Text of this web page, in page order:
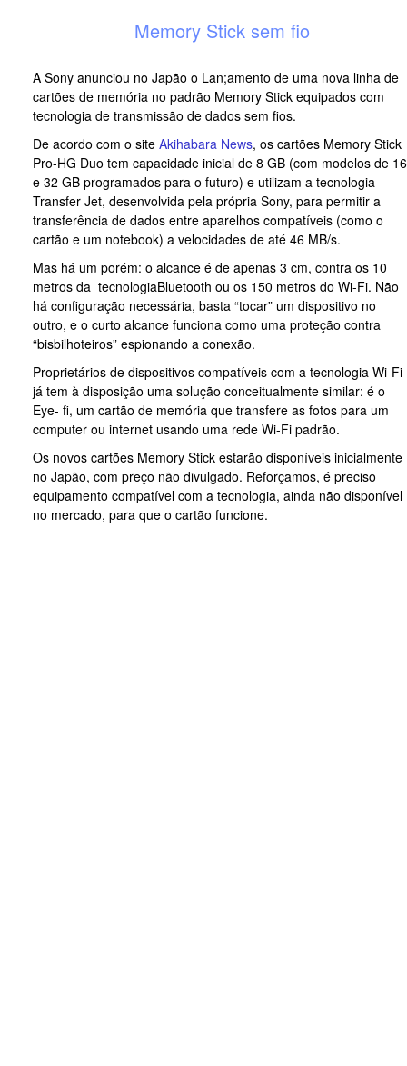
Memory Stick sem fio
A Sony anunciou no Japão o Lan;amento de uma nova linha de
cartões de memória no padrão Memory Stick equipados com
tecnologia de transmissão de dados sem fios.
De acordo com o site Akihabara News, os cartões Memory Stick
Pro-HG Duo tem capacidade inicial de 8 GB (com modelos de 16
e 32 GB programados para o futuro) e utilizam a tecnologia
Transfer Jet, desenvolvida pela própria Sony, para permitir a
transferência de dados entre aparelhos compatíveis (como o
cartão e um notebook) a velocidades de até 46 MB/s.
Mas há um porém: o alcance é de apenas 3 cm, contra os 10
metros da tecnologiaBluetooth ou os 150 metros do Wi-Fi. Não
há configuração necessária, basta “tocar” um dispositivo no
outro, e o curto alcance funciona como uma proteção contra
“bisbilhoteiros” espionando a conexão.
Proprietários de dispositivos compatíveis com a tecnologia Wi-Fi
já tem à disposição uma solução conceitualmente similar: é o
Eye- fi, um cartão de memória que transfere as fotos para um
computer ou internet usando uma rede Wi-Fi padrão.
Os novos cartões Memory Stick estarão disponíveis inicialmente
no Japão, com preço não divulgado. Reforçamos, é preciso
equipamento compatível com a tecnologia, ainda não disponível
no mercado, para que o cartão funcione.